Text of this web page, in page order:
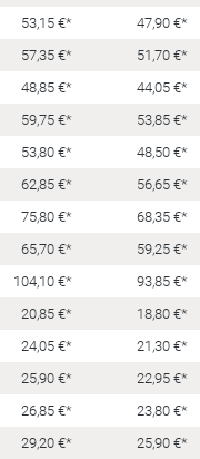
53,15 €* 47,90 €*
57,35 €* 51,70 €*
48,85 €* 44,05 €*
59,75 €* 53,85 €*
53,80 €* 48,50 €*
62,85 €* 56,65 €*
75,80 €* 68,35 €*
65,70 €* 59,25 €*
104,10 €* 93,85 €*
20,85 €* 18,80 €*
24,05 €* 21,30 €*
25,90 €* 22,95 €*
26,85 €* 23,80 €*
29,20 €* 25,90 €*